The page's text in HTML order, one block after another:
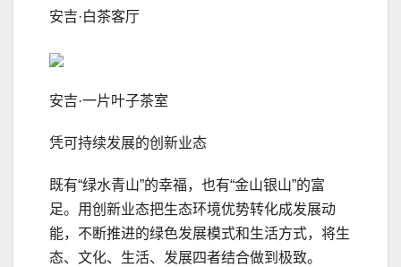
安吉·白茶客厅
安吉·一片叶子茶室
凭可持续发展的创新业态
既有“绿水青山”的幸福，也有“金山银山”的富
足。用创新业态把生态环境优势转化成发展动
能，不断推进的绿色发展模式和生活方式，将生
态、文化、生活、发展四者结合做到极致。